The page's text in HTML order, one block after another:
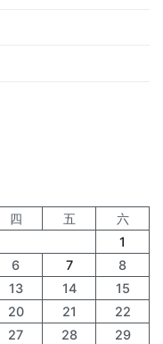
四 五
六
1
6 7
8
13 14
15
20 21
22
27 28
29